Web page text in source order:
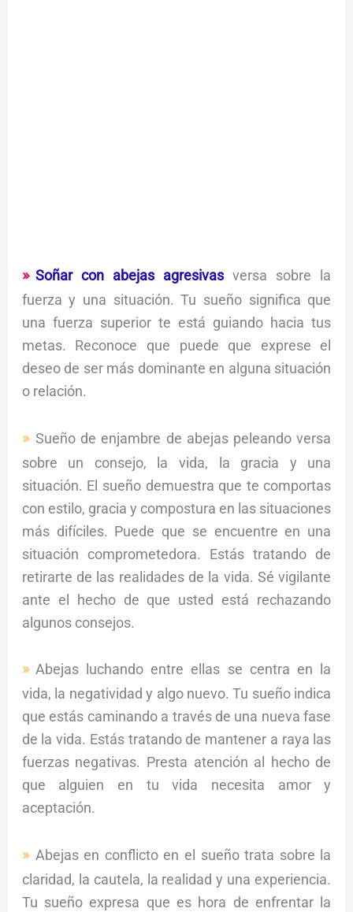
Soñar con abejas agresivasversa sobre la
fuerza y una situación. Tu sueño significa que
una fuerza superior te está guiando hacia tus
metas. Reconoce que puede que exprese el
deseo de ser más dominante en alguna situación
o relación.
Sueño de enjambre de abejas peleando versa
sobre un consejo, la vida, la gracia y una
situación. El sueño demuestra que te comportas
con estilo, gracia y compostura en las situaciones
más difíciles. Puede que se encuentre en una
situación comprometedora. Estás tratando de
retirarte de las realidades de la vida. Sé vigilante
ante el hecho de que usted está rechazando
algunos consejos.
Abejas luchando entre ellas se centra en la
vida, la negatividad y algo nuevo. Tu sueño indica
que estás caminando a través de una nueva fase
de la vida. Estás tratando de mantener a raya las
fuerzas negativas. Presta atención al hecho de
que alguien en tu vida necesita amor y
aceptación.
Abejas en conflicto en el sueño trata sobre la
claridad, la cautela, la realidad y una experiencia.
Tu sueño expresa que es hora de enfrentar la